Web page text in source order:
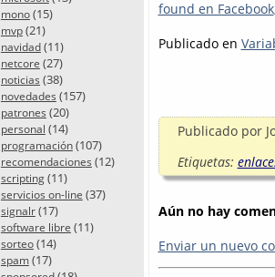
mono(15)
mvp(21)
navidad(11)
netcore (27)
noticias (38)
novedades (157)
patrones (20)
personal (14)
programación(107)
recomendaciones (12)
scripting(11)
servicios on-line (37)
signalr(17)
software libre (11)
sorteo(14)
spam(17)
found en Facebook
Publicado en
Publicado por
Etiquetas:
Aún no hay
Enviar un nuevo